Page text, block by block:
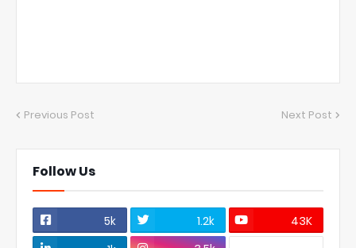
Previous Post Next Post
Follow Us
5k 1.2k
43K